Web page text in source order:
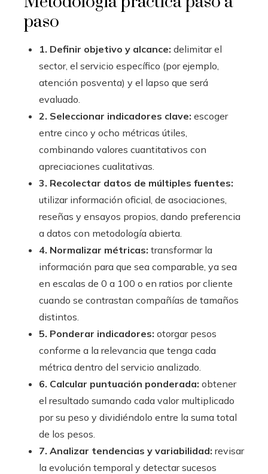
paso
1. Definir objetivo y alcance: delimitar el
sector, el servicio específico (por ejemplo,
atención posventa) y el lapso que será
evaluado.
2. Seleccionar indicadores clave: escoger
entre cinco y ocho métricas útiles,
combinando valores cuantitativos con
apreciaciones cualitativas.
3. Recolectar datos de múltiples fuentes:
utilizar información oficial, de asociaciones,
reseñas y ensayos propios, dando preferencia
a datos con metodología abierta.
4. Normalizar métricas: transformar la
información para que sea comparable, ya sea
en escalas de 0 a 100 o en ratios por cliente
cuando se contrastan compañías de tamaños
distintos.
5. Ponderar indicadores: otorgar pesos
conforme a la relevancia que tenga cada
métrica dentro del servicio analizado.
6. Calcular puntuación ponderada: obtener
el resultado sumando cada valor multiplicado
por su peso y dividiéndolo entre la suma total
de los pesos.
7. Analizar tendencias y variabilidad: revisar
la evolución temporal y detectar sucesos